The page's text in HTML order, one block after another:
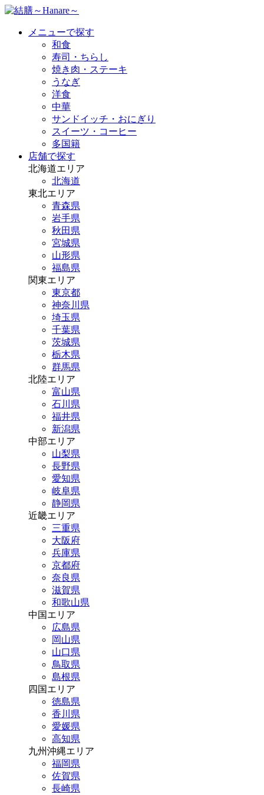
メニューで探す
和食
寿司・ちらし
焼き肉・ステーキ
うなぎ
洋食
中華
サンドイッチ・おにぎり
スイーツ・コーヒー
多国籍
店舗で探す
北海道エリア
北海道
東北エリア
青森県
岩手県
秋田県
宮城県
山形県
福島県
関東エリア
東京都
神奈川県
埼玉県
千葉県
茨城県
栃木県
群馬県
北陸エリア
富山県
石川県
福井県
新潟県
中部エリア
山梨県
長野県
愛知県
岐阜県
静岡県
近畿エリア
三重県
大阪府
兵庫県
京都府
奈良県
滋賀県
和歌山県
中国エリア
広島県
岡山県
山口県
鳥取県
島根県
四国エリア
徳島県
香川県
愛媛県
高知県
九州沖縄エリア
福岡県
佐賀県
長崎県